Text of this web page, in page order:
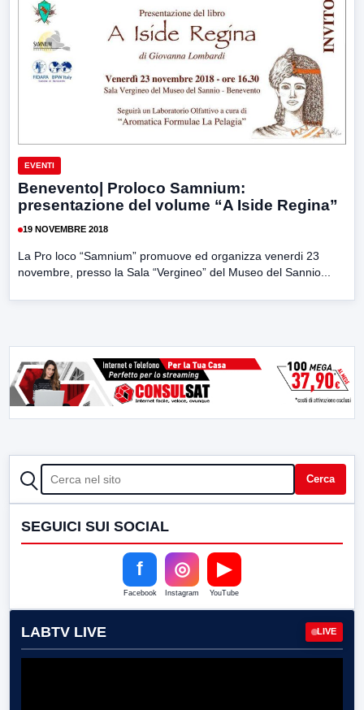
EVENTI
Benevento| Proloco Samnium:
presentazione del volume “A Iside Regina”
19 NOVEMBRE 2018
La Pro loco “Samnium” promuove ed organizza venerdi 23
novembre, presso la Sala “Vergineo” del Museo del Sannio...
CERCA Cerca
SEGUICI SUI SOCIAL
f
Facebook
◎
Instagram
▶
YouTube
LABTV LIVE LIVE